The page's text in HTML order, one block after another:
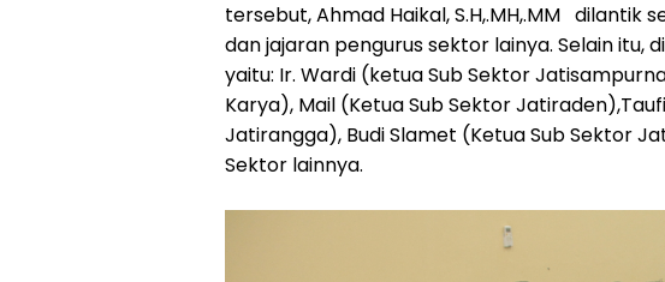
tersebut, Ahmad Haikal, S.H,.MH,.MM dilantik
dan jajaran pengurus sektor lainya. Selain itu,
yaitu: Ir. Wardi (ketua Sub Sektor
Karya), Mail (Ketua Sub Sektor
Jatirangga), Budi Slamet (Ketua Sub Sektor
Sektor lainnya.